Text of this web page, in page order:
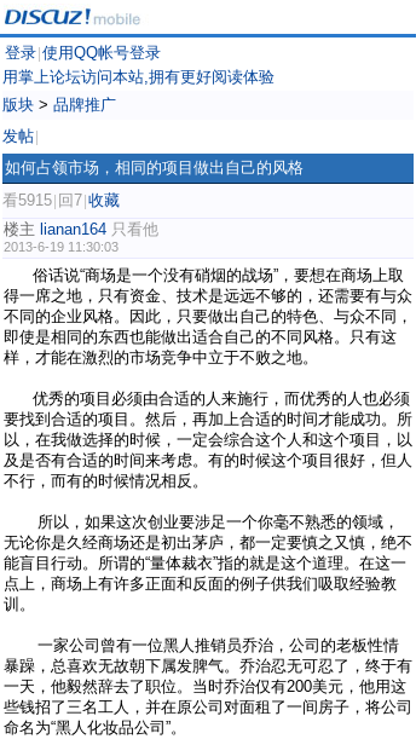
登录 使用QQ帐号登录
用掌上论坛访问本站,拥有更好阅读体验
版块 > 品牌推广
发帖
如何占领市场，相同的项目做出自己的风格
看5915 回7 收藏
楼主 lianan164 只看他
2013-6-19 11:30:03
俗话说“商场是一个没有硝烟的战场”，要想在商场上取
得一席之地，只有资金、技术是远远不够的，还需要有与众
不同的企业风格。因此，只要做出自己的特色、与众不同，
即使是相同的东西也能做出适合自己的不同风格。只有这
样，才能在激烈的市场竞争中立于不败之地。
优秀的项目必须由合适的人来施行，而优秀的人也必须
要找到合适的项目。然后，再加上合适的时间才能成功。所
以，在我做选择的时候，一定会综合这个人和这个项目，以
及是否有合适的时间来考虑。有的时候这个项目很好，但人
不行，而有的时候情况相反。
所以，如果这次创业要涉足一个你毫不熟悉的领域，
无论你是久经商场还是初出茅庐，都一定要慎之又慎，绝不
能盲目行动。所谓的“量体裁衣”指的就是这个道理。在这一
点上，商场上有许多正面和反面的例子供我们吸取经验教
训。
一家公司曾有一位黑人推销员乔治，公司的老板性情
暴躁，总喜欢无故朝下属发脾气。乔治忍无可忍了，终于有
一天，他毅然辞去了职位。当时乔治仅有200美元，他用这
些钱招了三名工人，并在原公司对面租了一间房子，将公司
命名为“黑人化妆品公司”。